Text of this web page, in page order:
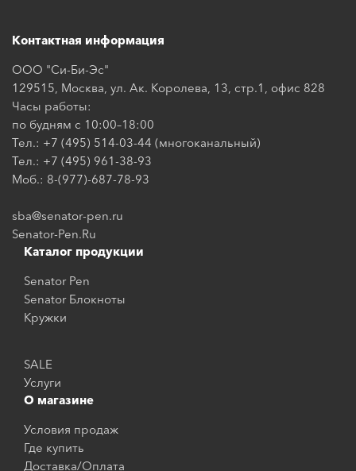
Контактная информация
ООО "Си-Би-Эс"
129515, Москва, ул. Ак. Королева, 13, стр.1, офис 828
Часы работы:
по будням с 10:00–18:00
Тел.: +7 (495) 514-03-44 (многоканальный)
Тел.: +7 (495) 961-38-93
Моб.: 8-(977)-687-78-93
sba@senator-pen.ru
Senator-Pen.Ru
Каталог продукции
Senator Pen
Senator Блокноты
Кружки
SALE
Услуги
О магазине
Условия продаж
Где купить
Доставка/Оплата